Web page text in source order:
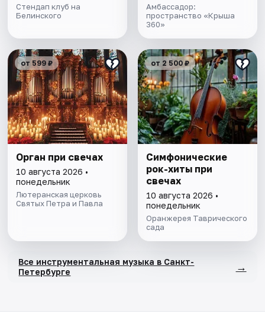
Стендап клуб на
Белинского
Амбассадор:
пространство «Крыша
360»
от 599 ₽
Орган при свечах
10 августа 2026 •
понедельник
Лютеранская церковь
Святых Петра и Павла
от 2 500 ₽
Симфонические
рок-хиты при
свечах
10 августа 2026 •
понедельник
Оранжерея Таврического
сада
Все инструментальная музыка в Санкт-
Петербурге
→